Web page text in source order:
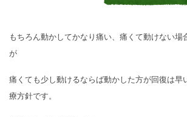
もちろん動かしてかなり痛い、痛くて動けない場
が
痛くても少し動けるならば動かした方が回復は早
療方針です。